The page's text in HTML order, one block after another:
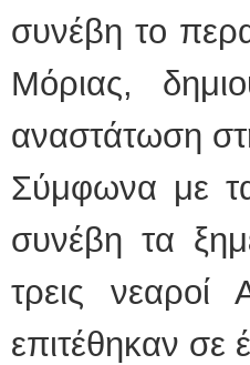
συνέβη το
Μόριας,
αναστάτωση
Σύμφωνα με τα
συνέβη τα
τρεις νεαροί
επιτέθηκαν σε